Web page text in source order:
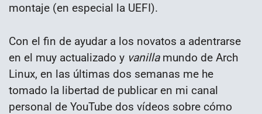
montaje (en especial la UEFI).
Con el fin de ayudar a los novatos a adentrarse
en el muy actualizado y vanillamundo de Arch
Linux, en las últimas dos semanas me he
tomado la libertad de publicar en mi canal
personal de YouTube dos vídeos sobre cómo